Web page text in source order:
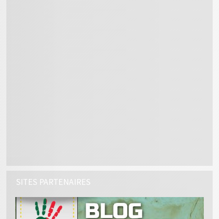
SITES PARTENAIRES